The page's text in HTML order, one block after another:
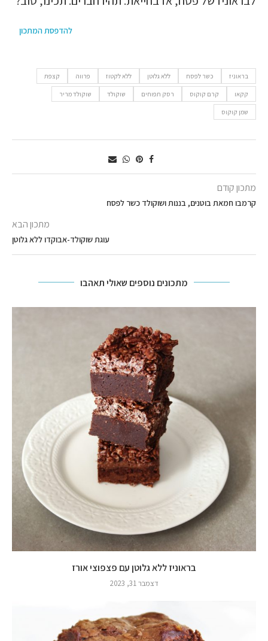
להדפסת המתכון
בראוניז כשר לפסח ללא גלוטן ללא לקטוז פרווה קצפת
קקאו קרם קוקוס רסק תפוחים שוקולד שוקולד מריר
שמן קוקוס
מתכון קודם
קרמבו חמאת בוטנים, בננות ושוקולד כשר לפסח
מתכון הבא
עוגת שוקולד-אבוקדו ללא גלוטן
מתכונים נוספים שאולי תאהבו
בראוניז ללא גלוטן עם פצפוצי אורז
דצמבר 31, 2023